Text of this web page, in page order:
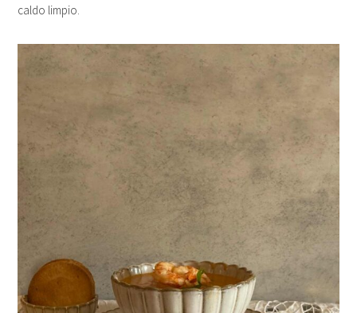
caldo limpio.